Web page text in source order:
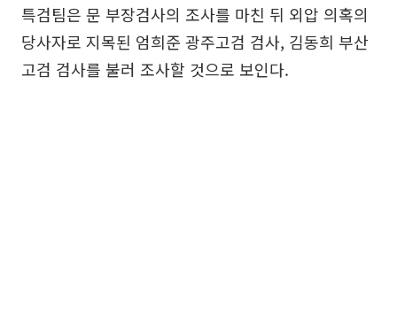
특검팀은 문 부장검사의 조사를 마친 뒤 외압 의혹의
당사자로 지목된 엄희준 광주고검 검사, 김동희 부산
고검 검사를 불러 조사할 것으로 보인다.